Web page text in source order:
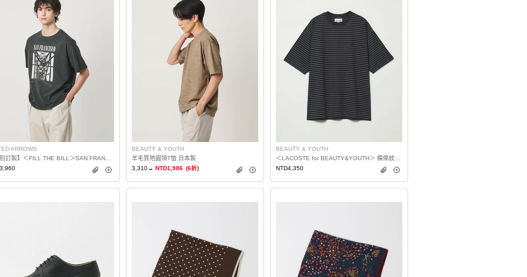
ARROWS
BEAUTY & YOUTH
羊毛質地圓領T恤 日本製
3,310→ NTD1,986 (6折)
BEAUTY & YOUTH
NTD4,350